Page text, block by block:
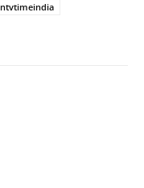
ntvtimeindia